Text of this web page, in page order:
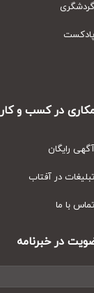
در کسب و کار
رایگان
در آفتاب
با ما
در خبرنامه